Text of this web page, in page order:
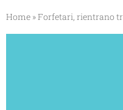
Home »Forfetari, rientrano